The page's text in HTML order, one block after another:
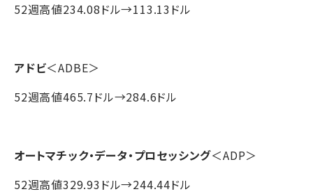
52週高値234.08ドル→113.13ドル
アドビ＜ADBE＞
52週高値465.7ドル→284.6ドル
オートマチック・データ・プロセッシング＜ADP＞
52週高値329.93ドル→244.44ドル